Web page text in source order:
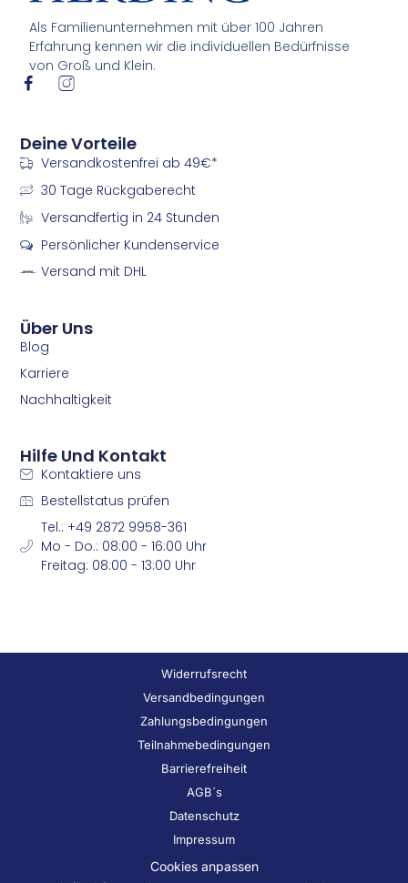
Als Familienunternehmen mit über 100 Jahren
Erfahrung kennen wir die individuellen Bedürfnisse
von Groß und Klein.
I
-
f
a
c
e
b
o
k
I
-
i
s
t
g
a
Über Uns
Blog
Karriere
Nachhaltigkeit
Deine Vorteile
Versandkostenfrei ab 49€*
30 Tage Rückgaberecht
Versandfertig in 24 Stunden
Persönlicher Kundenservice
Versand mit DHL
Hilfe Und Kontakt
Kontaktiere uns
Bestellstatus prüfen
Tel.: +49 2872 9958-361
Mo - Do.: 08:00 - 16:00 Uhr
Freitag: 08:00 - 13:00 Uhr
Widerrufsrecht
Versandbedingungen
Zahlungsbedingungen
Teilnahmebedingungen
Barrierefreiheit
AGB´s
Datenschutz
Impressum
Cookies anpassen